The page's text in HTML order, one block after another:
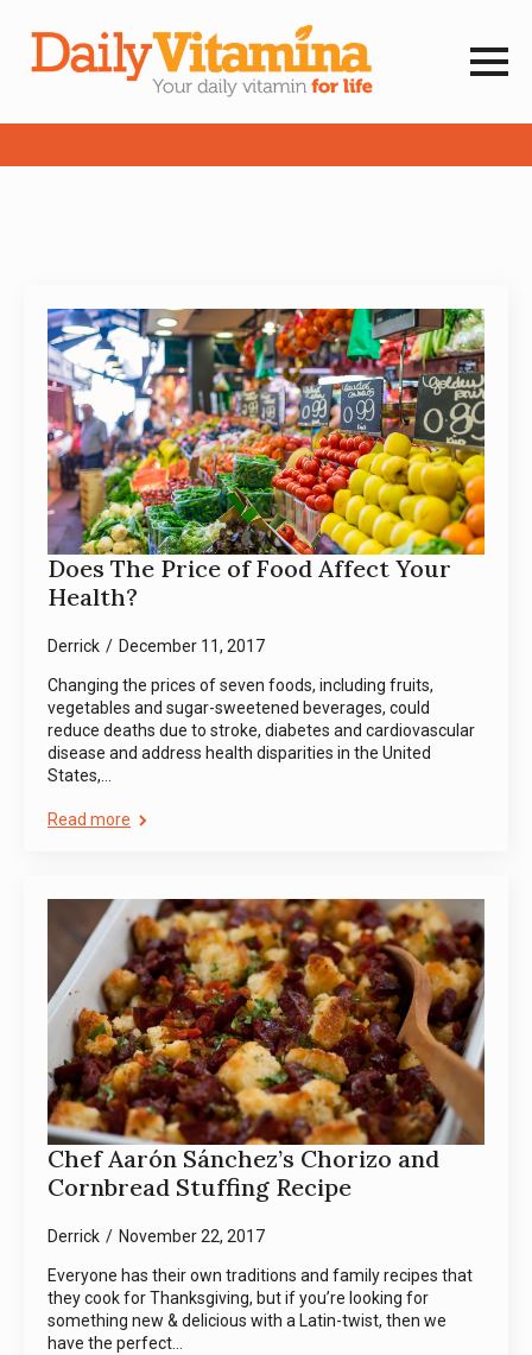
Does The Price of Food Affect Your
Health?
Derrick December 11, 2017
Changing the prices of seven foods, including fruits,
vegetables and sugar-sweetened beverages, could
reduce deaths due to stroke, diabetes and cardiovascular
disease and address health disparities in the United
States,…
Read more
Chef Aarón Sánchez’s Chorizo and
Cornbread Stuffing Recipe
Derrick November 22, 2017
Everyone has their own traditions and family recipes that
they cook for Thanksgiving, but if you’re looking for
something new & delicious with a Latin-twist, then we
have the perfect…